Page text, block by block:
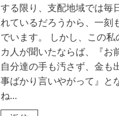
する限り、支配地域では毎
れているだろうから、一刻
でいます。 しかし、この私
カ人が聞いたならば、『お
自分達の手も汚さず、金も
事ばかり言いやがって』と
ね…